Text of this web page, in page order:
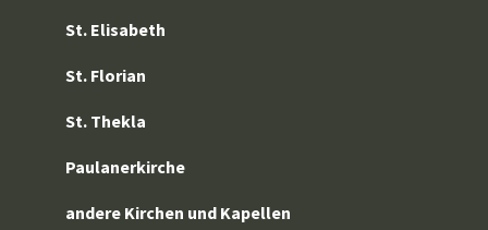
St. Elisabeth
St. Florian
St. Thekla
Paulanerkirche
andere Kirchen und Kapellen